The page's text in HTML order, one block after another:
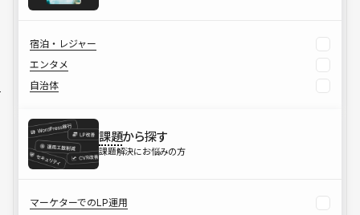
宿泊・レジャー
エンタメ
自治体
課題から探す
課題解決にお悩みの方
マーケターでのLP運用